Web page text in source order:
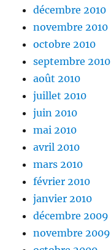
décembre 2010
novembre 2010
octobre 2010
septembre 2010
août 2010
juillet 2010
juin 2010
mai 2010
avril 2010
mars 2010
février 2010
janvier 2010
décembre 2009
novembre 2009